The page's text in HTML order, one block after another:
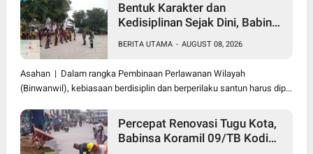
Bentuk Karakter dan
Kedisiplinan Sejak Dini, Babinsa
0208/Asahan Beri Pelatihan
PBB dan Etika Bagi Siswa MIN
7 Pertahanan
BERITA UTAMA - AUGUST 08, 2026
Asahan | Dalam rangka Pembinaan Perlawanan Wilayah
(Binwanwil), kebiasaan berdisiplin dan berperilaku santun harus dip...
Percepat Renovasi Tugu Kota,
Babinsa Koramil 09/TB Kodim